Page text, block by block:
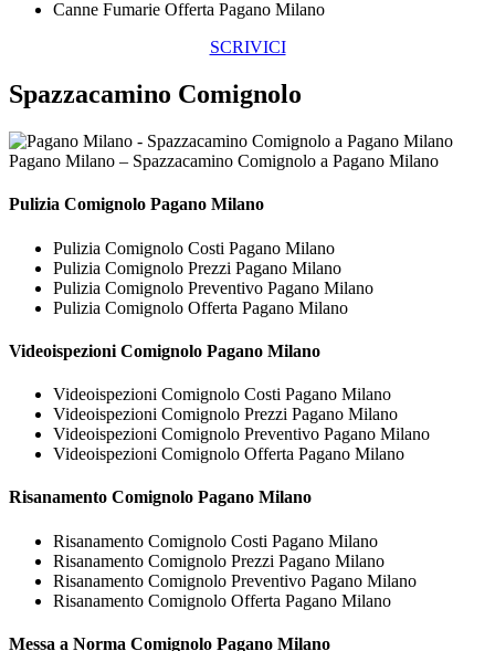
Canne Fumarie Offerta Pagano Milano
SCRIVICI
Spazzacamino Comignolo
Pagano Milano – Spazzacamino Comignolo a Pagano Milano
Pulizia Comignolo Pagano Milano
Pulizia Comignolo Costi Pagano Milano
Pulizia Comignolo Prezzi Pagano Milano
Pulizia Comignolo Preventivo Pagano Milano
Pulizia Comignolo Offerta Pagano Milano
Videoispezioni Comignolo Pagano Milano
Videoispezioni Comignolo Costi Pagano Milano
Videoispezioni Comignolo Prezzi Pagano Milano
Videoispezioni Comignolo Preventivo Pagano Milano
Videoispezioni Comignolo Offerta Pagano Milano
Risanamento Comignolo Pagano Milano
Risanamento Comignolo Costi Pagano Milano
Risanamento Comignolo Prezzi Pagano Milano
Risanamento Comignolo Preventivo Pagano Milano
Risanamento Comignolo Offerta Pagano Milano
Messa a Norma Comignolo Pagano Milano